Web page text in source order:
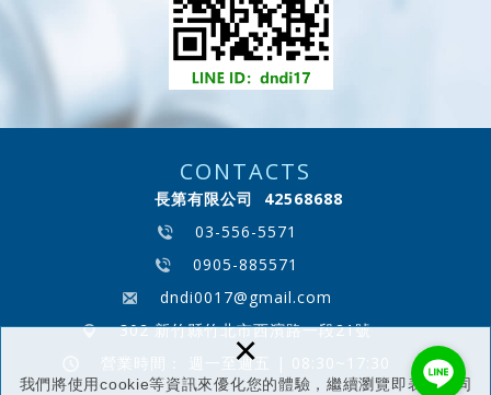
我們將使用cookie等資訊來優化您的體驗，繼續瀏覽即表示您同
×
CONTACTS
長第有限公司 42568688
03-556-5571
0905-885571
dndi0017@gmail.com
302 新竹縣竹北市西濱路一段21號
營業時間： 週一至週五 | 08:30~17:30